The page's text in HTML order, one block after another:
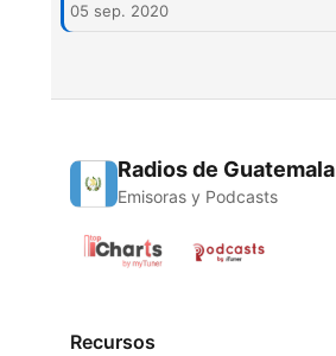
05 sep. 2020
Radios de Guatemala
Emisoras y Podcasts
Recursos